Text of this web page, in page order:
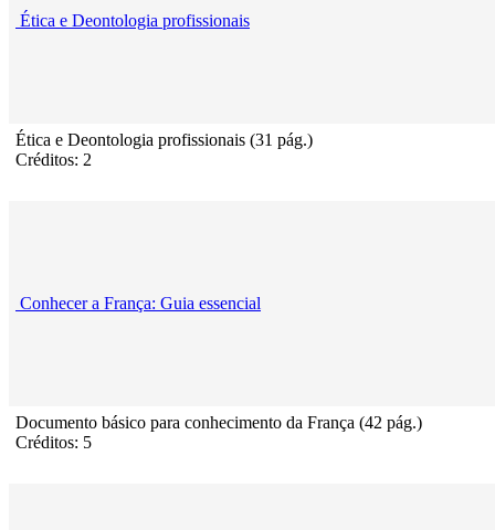
Ética e Deontologia profissionais
Ética e Deontologia profissionais (31 pág.)
Créditos: 2
Conhecer a França: Guia essencial
Documento básico para conhecimento da França (42 pág.)
Créditos: 5